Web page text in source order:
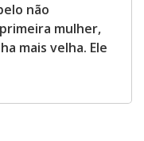
não
mulher,
mais velha. Ele